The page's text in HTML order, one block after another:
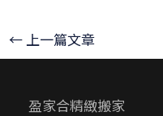
←上一篇文章
盈家合精緻搬家